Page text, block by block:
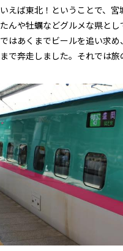
えば東北！ということで、宮
んや牡蠣などグルメな県と
はあくまでビールを追い求め、
で奔走しました。それでは旅